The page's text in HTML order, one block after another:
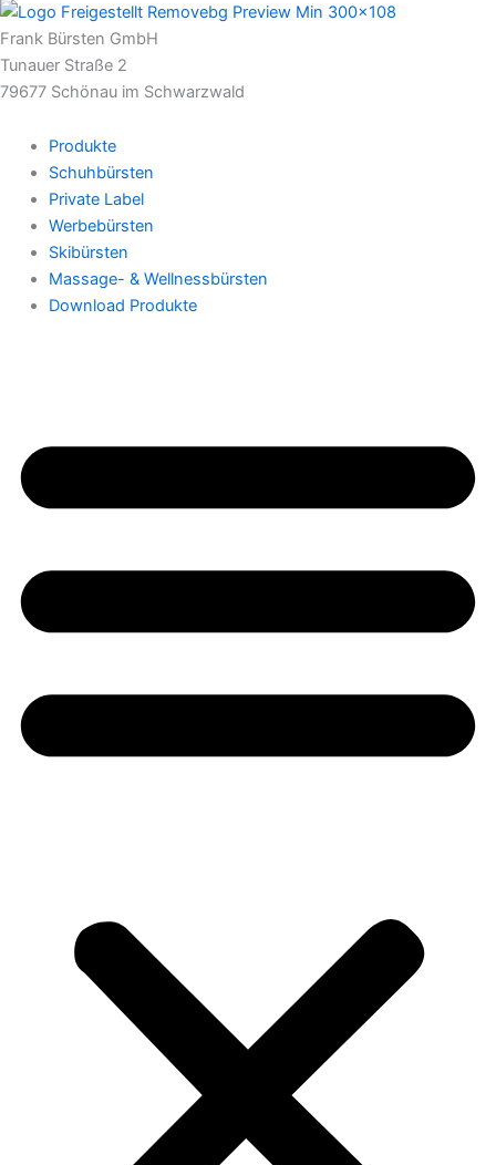
Frank Bürsten GmbH
Tunauer Straße 2
79677 Schönau im Schwarzwald
Produkte
Schuhbürsten
Private Label
Werbebürsten
Skibürsten
Massage- & Wellnessbürsten
Download Produkte